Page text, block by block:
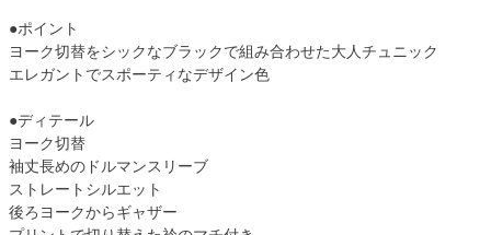
●ポイント
ヨーク切替をシックなブラックで組み合わせた大人チュニック
エレガントでスポーティなデザイン色
●ディテール
ヨーク切替
袖丈長めのドルマンスリーブ
ストレートシルエット
後ろヨークからギャザー